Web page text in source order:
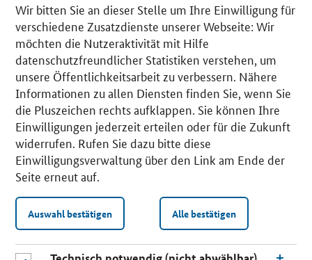
Wir bitten Sie an dieser Stelle um Ihre Einwilligung für
verschiedene Zusatzdienste unserer Webseite: Wir
möchten die Nutzeraktivität mit Hilfe
datenschutzfreundlicher Statistiken verstehen, um
unsere Öffentlichkeitsarbeit zu verbessern. Nähere
Informationen zu allen Diensten finden Sie, wenn Sie
die Pluszeichen rechts aufklappen. Sie können Ihre
Einwilligungen jederzeit erteilen oder für die Zukunft
widerrufen. Rufen Sie dazu bitte diese
Einwilligungsverwaltung über den Link am Ende der
Seite erneut auf.
Auswahl bestätigen Alle bestätigen